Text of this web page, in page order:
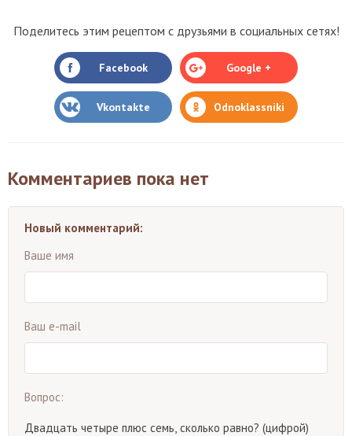
Поделитесь этим рецептом с друзьями в социальных сетях!
Facebook Google +
Vkontakte Odnoklassniki
Комментариев пока нет
Новый комментарий:
Ваше имя
Ваш e-mail
Вопрос:
Двадцать четыре плюс семь, сколько равно? (цифрой)